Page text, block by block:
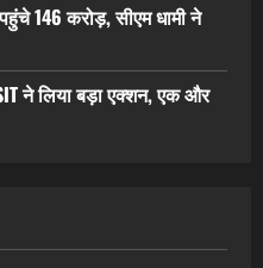
146 करोड़, सीएम धामी ने
ने लिया बड़ा एक्शन, एक और